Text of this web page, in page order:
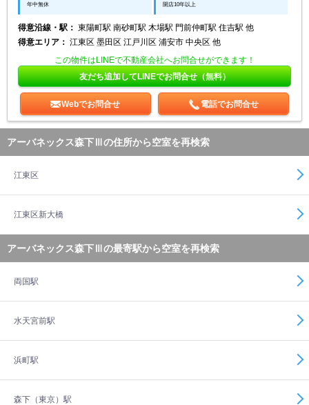
年中無休 開店10年以上
得意沿線・駅： 東陽町駅 南砂町駅 木場駅 門前仲町駅 住吉駅 他
得意エリア： 江東区 墨田区 江戸川区 浦安市 中央区 他
この物件はLINEで不動産会社へお問合せができます！
友だち追加してLINEでお問合せ（無料）
Webでお問合せ 電話でお問合せ
アーバネックス森下Ⅲの住所から空室を再検索
江東区
江東区新大橋
アーバネックス森下Ⅲの最寄駅から空室を再検索
両国駅
水天宮前駅
浜町駅
森下（東京）駅